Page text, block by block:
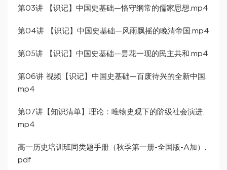
第03讲 【识记】中国史基础—恪守纲常的儒家思想.mp4
第04讲 【识记】中国史基础—风雨飘摇的晚清帝国.mp4
第05讲 【识记】中国史基础—昙花一现的民主共和.mp4
第06讲 视频【识记】中国史基础—百废待兴的全新中国.
mp4
第07讲【知识清单】理论：唯物史观下的阶级社会演进.
mp4
高一历史培训班同类题手册（秋季第一册-全国版-A加）.
pdf